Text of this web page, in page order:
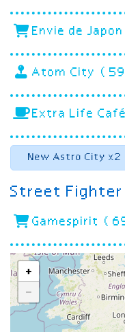
Envie de
Atom City
Extra Life
New Astro City x2
Street Fighter
Gamespirit
+
−